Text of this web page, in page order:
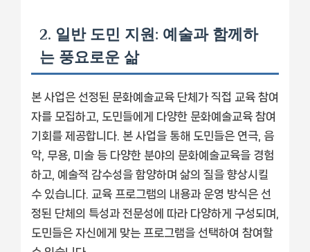
2. 일반 도민 지원: 예술과 함께하
는 풍요로운 삶
본 사업은 선정된 문화예술교육 단체가 직접 교육 참여
자를 모집하고, 도민들에게 다양한 문화예술교육 참여
기회를 제공합니다. 본 사업을 통해 도민들은 연극, 음
악, 무용, 미술 등 다양한 분야의 문화예술교육을 경험
하고, 예술적 감수성을 함양하며 삶의 질을 향상시킬
수 있습니다. 교육 프로그램의 내용과 운영 방식은 선
정된 단체의 특성과 전문성에 따라 다양하게 구성되며,
도민들은 자신에게 맞는 프로그램을 선택하여 참여할